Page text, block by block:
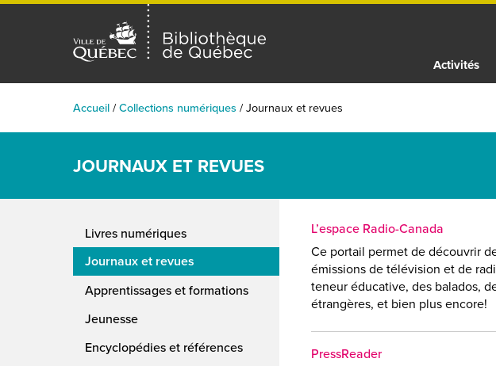
Activités
Accueil/Collections numériques /Journaux et revues
JOURNAUX ET REVUES
Livres numériques
Journaux et revues
Apprentissages et formations
Jeunesse
Encyclopédies et références
L’espace Radio-Canada
Ce portail permet de découvrir
émissions de télévision et de
teneur éducative, des balados,
étrangères, et bien plus encore!
PressReader